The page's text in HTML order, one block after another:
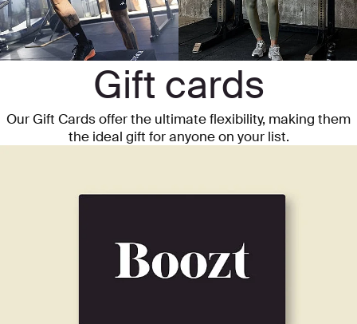
Gift cards
Our Gift Cards offer the ultimate flexibility, making them
the ideal gift for anyone on your list.